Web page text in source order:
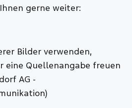
gerne weiter:
Bilder verwenden,
eine Quellenangabe freuen
AG -